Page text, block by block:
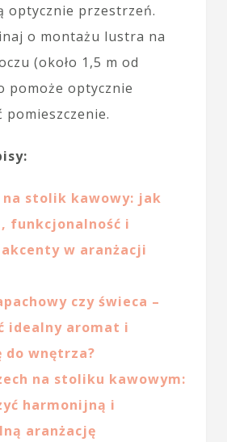
optycznie przestrzeń.
o montażu lustra na
(około 1,5 m od
pomoże optycznie
pomieszczenie.
na stolik kawowy: jak
funkcjonalność i
w aranżacji
czy świeca –
idealny aromat i
wnętrza?
na stoliku kawowym:
harmonijną i
aranżację